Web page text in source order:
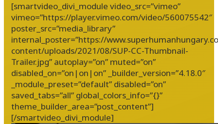
[smartvideo_divi_module video_src=”vimeo”
vimeo=”https://player.vimeo.com/video/560075542″
poster_src=”media_library”
internal_poster=”https://
content/uploads/2021/08/SUP-CC-Thumbnail-
Trailer.jpg” autoplay=”on” muted=”on”
disabled_on=”on|on|on” _builder_version=”4.18.0″
_module_preset=”default” disabled=”on”
saved_tabs=”all” global_colors_info=”{}”
theme_builder_area=”post_content”]
[/smartvideo_divi_module]